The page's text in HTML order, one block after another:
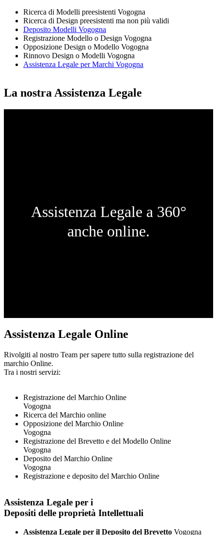
Ricerca di Modelli preesistenti Vogogna
Ricerca di Design preesistenti ma non più validi
Deposito Modelli Vogogna
Registrazione Modello o Design Vogogna
Opposizione Design o Modello Vogogna
Rinnovo Design o Modelli Vogogna
Assistenza Legale per Marchi Vogogna
La nostra Assistenza Legale
Assistenza Legale a 360°
anche online.
Assistenza Legale Online
Rivolgiti al nostro Team per sapere tutto sulla registrazione del
marchio Online.
Tra i nostri servizi:
Registrazione del Marchio Online
Vogogna
Ricerca del Marchio online
Opposizione del Marchio Online
Vogogna
Registrazione del Brevetto e del Modello Online
Vogogna
Deposito del Marchio Online
Vogogna
Registrazione e deposito del Marchio Online
Assistenza Legale per i
Depositi delle proprietà Intellettuali
Assistenza Legale per il Deposito del Brevetto Vogogna